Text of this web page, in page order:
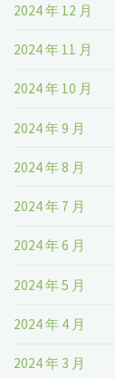
2024 年 12 月
2024 年 11 月
2024 年 10 月
2024 年 9 月
2024 年 8 月
2024 年 7 月
2024 年 6 月
2024 年 5 月
2024 年 4 月
2024 年 3 月